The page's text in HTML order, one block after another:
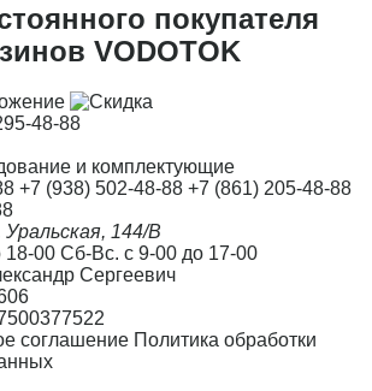
покупателя
VODOTOK
48-88
и комплектующие
+7 (938) 502-48-88 +7 (861) 205-48-88
Уральская, 144/В
18-00 Сб-Вс. с 9-00 до 17-00
Сергеевич
соглашение Политика обработки